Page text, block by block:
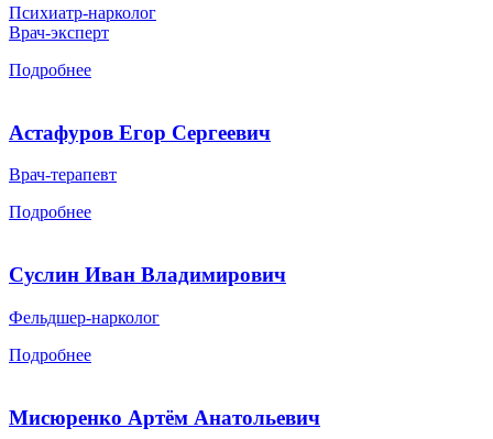
Психиатр-нарколог
Врач-эксперт
Подробнее
Астафуров Егор Сергеевич
Врач-терапевт
Подробнее
Суслин Иван Владимирович
Фельдшер-нарколог
Подробнее
Мисюренко Артём Анатольевич